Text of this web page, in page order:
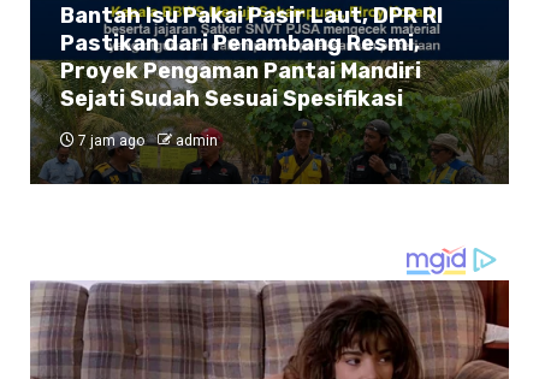
Bantah Isu Pakai Pasir Laut, DPR RI
Pastikan dari Penambang Resmi,
Proyek Pengaman Pantai Mandiri
Sejati Sudah Sesuai Spesifikasi
7 jam ago admin